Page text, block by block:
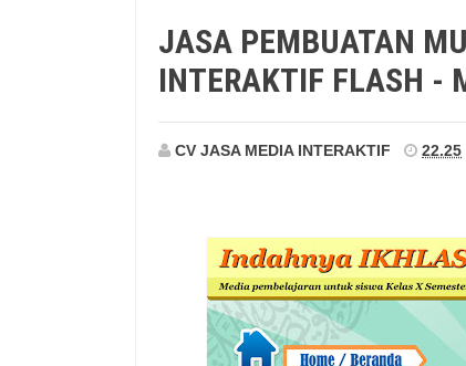
JASA PEMBUATAN
INTERAKTIF FLASH -
CV JASA MEDIA INTERAKTIF 22.25